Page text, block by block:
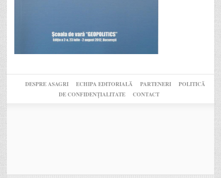
DESPRE ASAGRI ECHIPA EDITORIALĂ PARTENERI
POLITICĂ
DE CONFIDENȚIALITATE
CONTACT